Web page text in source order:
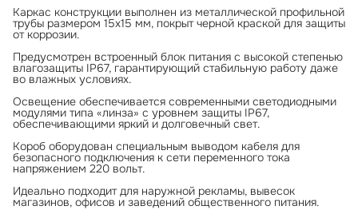
Каркас конструкции выполнен из металлической профильной
трубы размером 15x15 мм, покрыт черной краской для защиты
от коррозии.
Предусмотрен встроенный блок питания с высокой степенью
влагозащиты IP67, гарантирующий стабильную работу даже
во влажных условиях.
Освещение обеспечивается современными светодиодными
модулями типа «линза» с уровнем защиты IP67,
обеспечивающими яркий и долговечный свет.
Короб оборудован специальным выводом кабеля для
безопасного подключения к сети переменного тока
напряжением 220 вольт.
Идеально подходит для наружной рекламы, вывесок
магазинов, офисов и заведений общественного питания.